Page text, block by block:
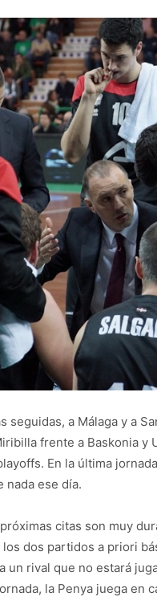
seguidas, a Málaga y a
frente a Baskonia y
En la última
nada ese día.
citas son muy
dos partidos a priori
un rival que no estará
la Penya juega en